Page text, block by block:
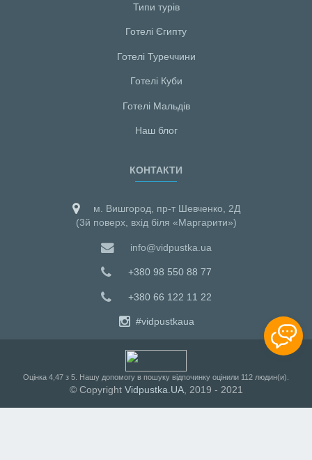
Типи турів
Готелі Єгипту
Готелі Туреччини
Готелі Куби
Готелі Мальдiв
Наш блог
КОНТАКТИ
м. Вишгород, пр-т Шевченко, 2Д
(3й поверх, вхід біля «Маргарити»)
info@vidpustka.ua
+380 98 550 88 77
+380 66 122 11 22
#vidpustkaua
Оцiнка 4,47 з 5 . Нашу допомогу в пошуку відпочинку оцінили 112 людин(и).
© Copyright Vidpustka.UA, 2019 - 2021